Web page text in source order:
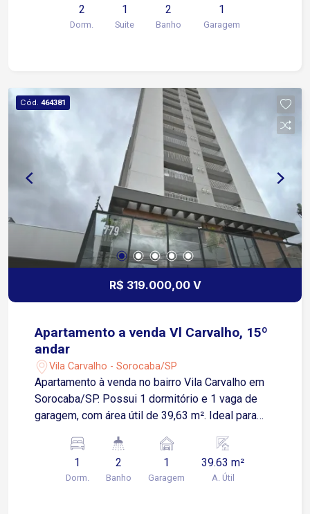
oportunidade!
2
Dorm.
1
Suite
2
Banho
1
Garagem
Cód. 464381
R$ 319.000,00 V
Apartamento a venda Vl Carvalho, 15º
andar
Vila Carvalho - Sorocaba/SP
Apartamento à venda no bairro Vila Carvalho em
Sorocaba/SP. Possui 1 dormitório e 1 vaga de
garagem, com área útil de 39,63 m². Ideal para
localização tranquila. Aproveite essa
oportunidade!
1
Dorm.
2
Banho
1
Garagem
39.63 m²
A. Útil